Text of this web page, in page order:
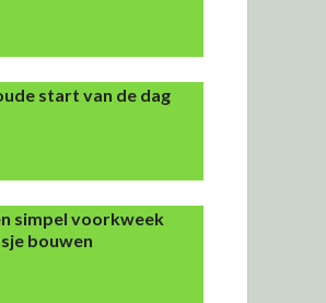
start van de dag
simpel voorkweek
bouwen